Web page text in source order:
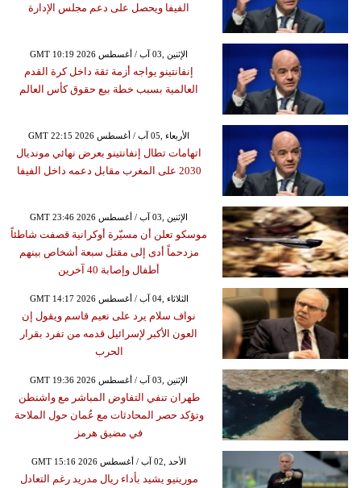
الفيفا ويحصل على دعم مجلس الإدارة
GMT 10:19 2026 الإثنين ,03 آب / أغسطس
إنفانتينو يواجه أزمة ثقة داخل كرة القدم
العالمية بسبب خطة بيع حقوق كأس العالم
GMT 22:15 2026 الأربعاء ,05 آب / أغسطس
اتهامات تطال إنفانتينو بعرض نهائي مونديال
2030 على المغرب مقابل دعمه داخل الفيفا
GMT 23:46 2026 الإثنين ,03 آب / أغسطس
موسكو تعلن أن مسيّرة أوكرانية قصفت شاطئاً
مزدحماً أدى إلى مقتل سبعة أشخاص بينهم
أطفال وإصابة 40 آخرين
GMT 14:17 2026 الثلاثاء ,04 آب / أغسطس
نواف سلام يرد على نعيم قاسم ويقول إن
العون الأكبر لإسرائيل قدمه من تفرد بقرار
الحرب
GMT 19:36 2026 الإثنين ,03 آب / أغسطس
طهران تنفي التفاوض المباشر مع واشنطن
وتؤكد حصر المحادثات مع عُمان حول الملاحة
في مضيق هرمز
GMT 15:16 2026 الأحد ,02 آب / أغسطس
مورينيو يشيد بأداء ريال مدريد رغم التعادل